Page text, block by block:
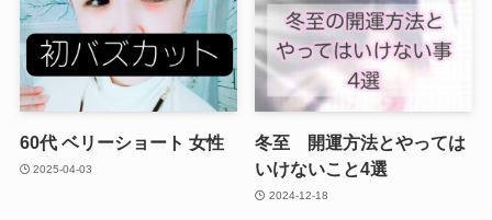
60代 ベリーショート 女性
2025-04-03
冬至 開運方法とやっては
いけないこと4選
2024-12-18